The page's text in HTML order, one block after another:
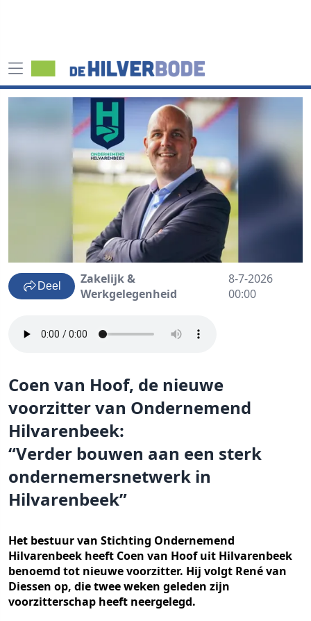
Deel
Zakelijk &
Werkgelegenheid
8-7-2026
00:00
Coen van Hoof, de nieuwe
voorzitter van Ondernemend
Hilvarenbeek:
“Verder bouwen aan een sterk
ondernemersnetwerk in
Hilvarenbeek”
Het bestuur van Stichting Ondernemend
Hilvarenbeek heeft Coen van Hoof uit Hilvarenbeek
benoemd tot nieuwe voorzitter. Hij volgt René van
Diessen op, die twee weken geleden zijn
voorzitterschap heeft neergelegd.